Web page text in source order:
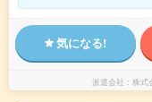
気になる!
派遣会社 株式